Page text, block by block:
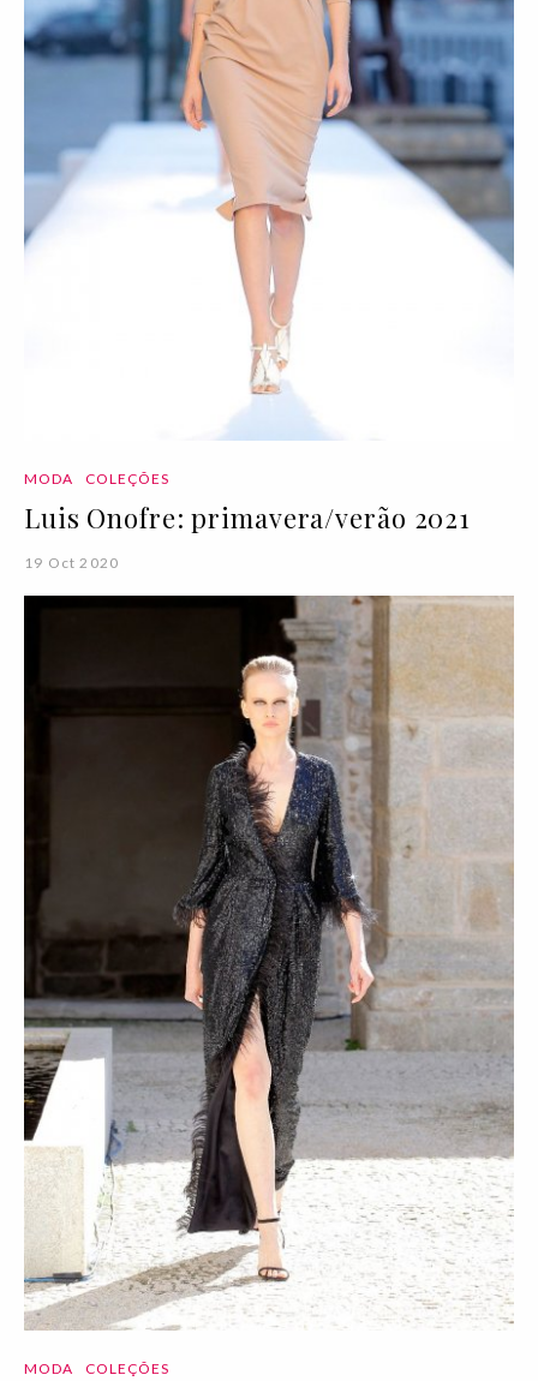
MODA COLEÇÕES
Luis Onofre: primavera/verão 2021
19 Oct 2020
MODA COLEÇÕES